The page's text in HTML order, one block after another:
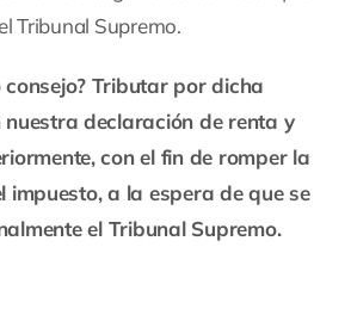
Tribunal Supremo.
consejo? Tributar por dicha
nuestra declaración de renta y
con el fin de romper la
impuesto, a la espera de que se
el Tribunal Supremo.